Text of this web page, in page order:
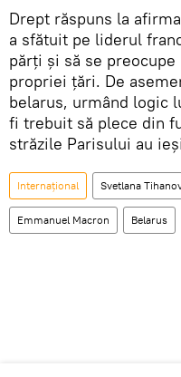
Drept răspuns la
a sfătuit pe liderul
părți și să se
propriei țări. De
belarus, urmând logic
fi trebuit să plece din
străzile Parisului au
Internaţional Svetlana
Emmanuel Macron Belarus